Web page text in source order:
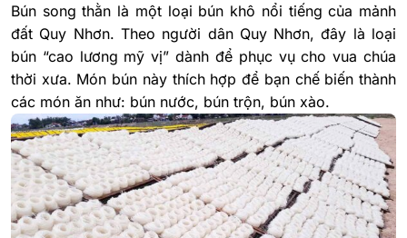
Bún song thằn là một loại bún khô nổi tiếng của mảnh
đất Quy Nhơn. Theo người dân Quy Nhơn, đây là loại
bún “cao lương mỹ vị” dành để phục vụ cho vua chúa
thời xưa. Món bún này thích hợp để bạn chế biến thành
các món ăn như: bún nước, bún trộn, bún xào.